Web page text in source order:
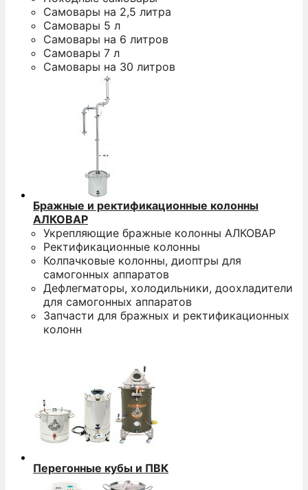
Самовары на 2,5 литра
Самовары 5 л
Самовары на 6 литров
Самовары 7 л
Самовары на 30 литров
Бражные и ректификационные колонны
АЛКОВАР
Укрепляющие бражные колонны АЛКОВАР
Ректификационные колонны
Колпачковые колонны, диоптры для
самогонных аппаратов
Дефлегматоры, холодильники, доохладители
для самогонных аппаратов
Запчасти для бражных и ректификационных
колонн
Перегонные кубы и ПВК